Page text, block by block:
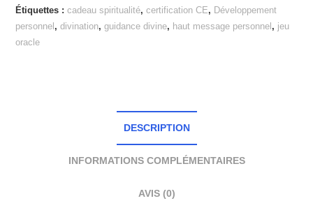
Étiquettes :cadeau spiritualité,certification CE, Développement
personnel ,divination,guidance divine, haut message personnel , jeu
oracle
DESCRIPTION
INFORMATIONS COMPLÉMENTAIRES
AVIS (0)